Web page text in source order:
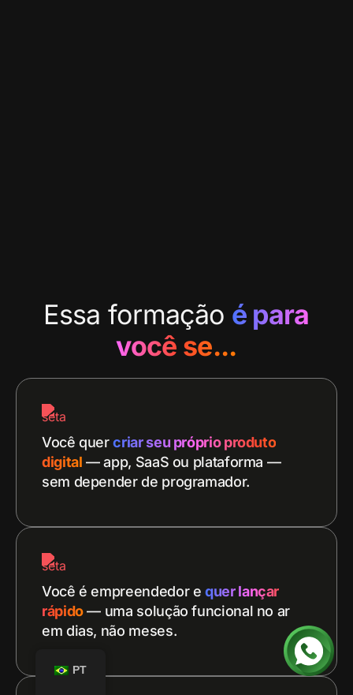
Essa formação é para
você se...
Você quercriar seu próprio produto
digital — app, SaaS ou plataforma —
sem depender de programador.
Você é empreendedor equer lançar
rápido— uma solução funcional no ar
em dias, não meses.
PT